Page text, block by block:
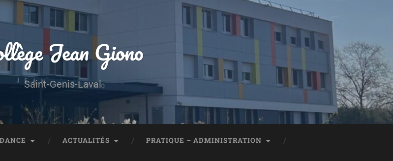
Jean Giono
Saint-Genis-Laval
ACTUALITÉS PRATIQUE – ADMINISTRATION